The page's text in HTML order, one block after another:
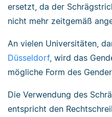
ersetzt, da der
nicht mehr zeitgemäß
An vielen Universitäten,
Düsseldorf, wird das
mögliche Form des
Die Verwendung des
entspricht den